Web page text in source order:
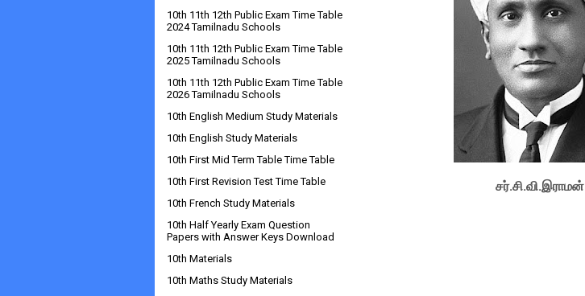
சர்.சி.வி.இராமன்
10th 11th 12th Public Exam Time Table
2024 Tamilnadu Schools
10th 11th 12th Public Exam Time Table
2025 Tamilnadu Schools
10th 11th 12th Public Exam Time Table
2026 Tamilnadu Schools
10th English Medium Study Materials
10th English Study Materials
10th First Mid Term Table Time Table
10th First Revision Test Time Table
10th French Study Materials
10th Half Yearly Exam Question
Papers with Answer Keys Download
10th Materials
10th Maths Study Materials